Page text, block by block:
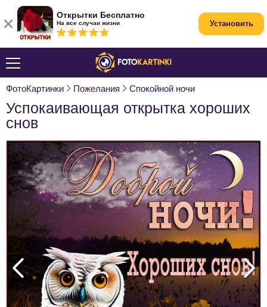
ФотоКартинки Пожелания Спокойной ночи
Успокаивающая открытка хороших
снов
Открытки Бесплатно
На все случаи жизни Установить